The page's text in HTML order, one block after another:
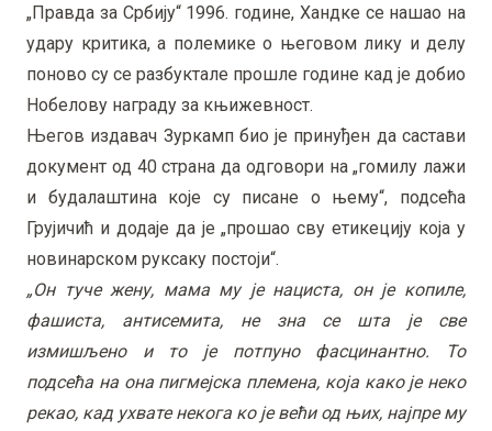
„Правда за Србију“ 1996. године, Хандке се нашао на
удару критика, а полемике о његовом лику и делу
поново су се разбуктале прошле године кад је добио
Нобелову награду за књижевност.
Његов издавач Зуркамп био је принуђен да састави
документ од 40 страна да одговори на „гомилу лажи
и будалаштина које су писане о њему“, подсећа
Грујичић и додаје да је „прошао сву етикецију која у
новинарском руксаку постоји“.
„Он туче жену, мама му је нациста, он је копиле,
фашиста, антисемита, не зна се шта је све
измишљено и то је потпуно фасцинантно. То
подсећа на она пигмејска племена, која како је неко
рекао, кад ухвате некога ко је већи од њих, најпре му